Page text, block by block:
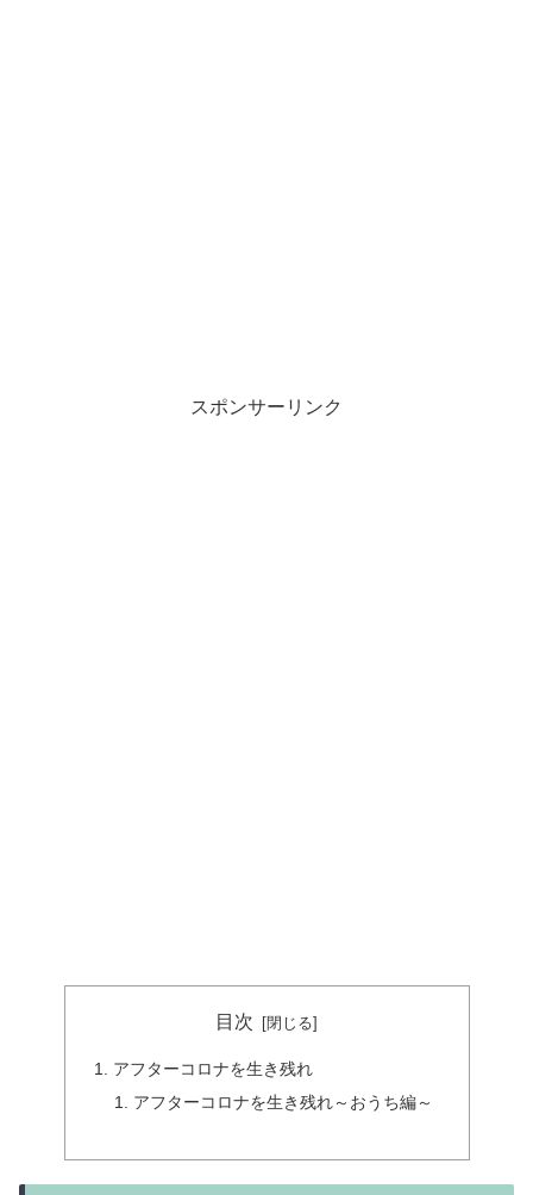
スポンサーリンク
目次
アフターコロナを生き残れ
アフターコロナを生き残れ～おうち編～